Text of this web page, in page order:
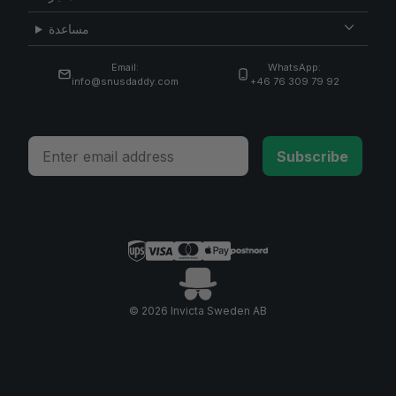
مساعدة
Email:
info@snusdaddy.com
WhatsApp:
+46 76 309 79 92
Email
Subscribe
© 2026 Invicta Sweden AB